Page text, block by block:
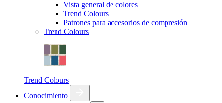
Vista general de colores
Trend Colours
Patrones para accesorios de compresión
Trend Colours
Trend Colours
Conocimiento